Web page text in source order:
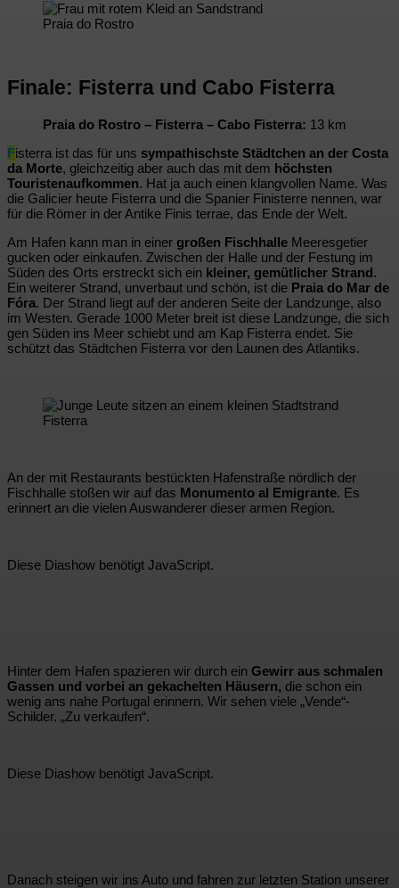
Praia do Rostro
Finale: Fisterra und Cabo Fisterra
Praia do Rostro – Fisterra – Cabo Fisterra: 13 km
Fisterra ist das für uns sympathischste Städtchen an der Costa
da Morte, gleichzeitig aber auch das mit dem höchsten
Touristenaufkommen. Hat ja auch einen klangvollen Name. Was
die Galicier heute Fisterra und die Spanier Finisterre nennen, war
für die Römer in der Antike Finis terrae, das Ende der Welt.
Am Hafen kann man in einer großen Fischhalle Meeresgetier
gucken oder einkaufen. Zwischen der Halle und der Festung im
Süden des Orts erstreckt sich ein kleiner, gemütlicher Strand.
Ein weiterer Strand, unverbaut und schön, ist die Praia do Mar de
Fóra. Der Strand liegt auf der anderen Seite der Landzunge, also
im Westen. Gerade 1000 Meter breit ist diese Landzunge, die sich
gen Süden ins Meer schiebt und am Kap Fisterra endet. Sie
schützt das Städtchen Fisterra vor den Launen des Atlantiks.
Fisterra
An der mit Restaurants bestückten Hafenstraße nördlich der
Fischhalle stoßen wir auf das Monumento al Emigrante. Es
erinnert an die vielen Auswanderer dieser armen Region.
Diese Diashow benötigt JavaScript.
Hinter dem Hafen spazieren wir durch ein Gewirr aus schmalen
Gassen und vorbei an gekachelten Häusern, die schon ein
wenig ans nahe Portugal erinnern. Wir sehen viele „Vende“-
Schilder. „Zu verkaufen“.
Diese Diashow benötigt JavaScript.
Danach steigen wir ins Auto und fahren zur letzten Station unserer